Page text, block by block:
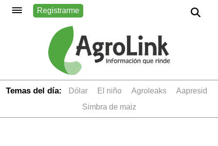
Registrarme
Temas del día: dólar el niño Agroleaks
aapresid
simbra de maiz